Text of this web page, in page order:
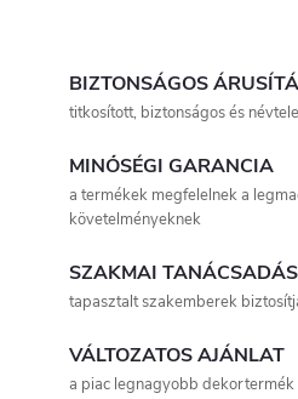
BIZTONSÁGOS
titkosított, biztonságos és
MINŐSÉGI GARANCIA
a termékek megfelelnek a
követelményeknek
SZAKMAI TANÁCSADÁS
tapasztalt szakemberek
VÁLTOZATOS AJÁNLAT
a piac legnagyobb dekortermék